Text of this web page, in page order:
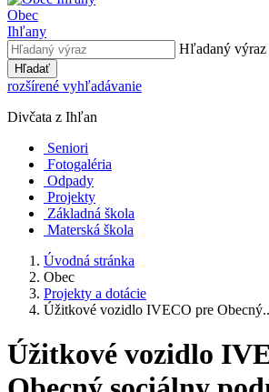
Obec
Ihľany
Hľadaný výraz
Hľadať
rozšírené vyhľadávanie
Divčata z Ihľan
Seniori
Fotogaléria
Odpady
Projekty
Základná škola
Materská škola
Úvodná stránka
Obec
Projekty a dotácie
Úžitkové vozidlo IVECO pre
Úžitkové vozidlo